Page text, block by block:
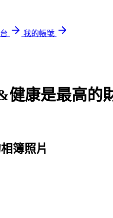
我的帳號
健康是最高的
簿照片